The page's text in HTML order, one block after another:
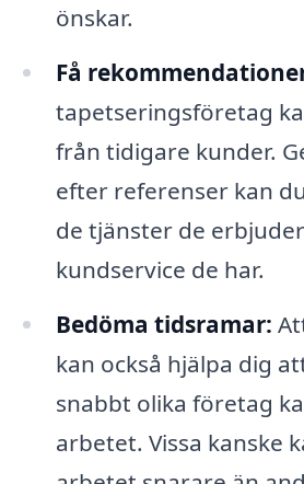
önskar.
Få
tapetseringsföretag
från tidigare kunder.
efter referenser kan
de tjänster de
kundservice de har.
Bedöma tidsramar:
kan också hjälpa dig
snabbt olika företag
arbetet. Vissa kanske